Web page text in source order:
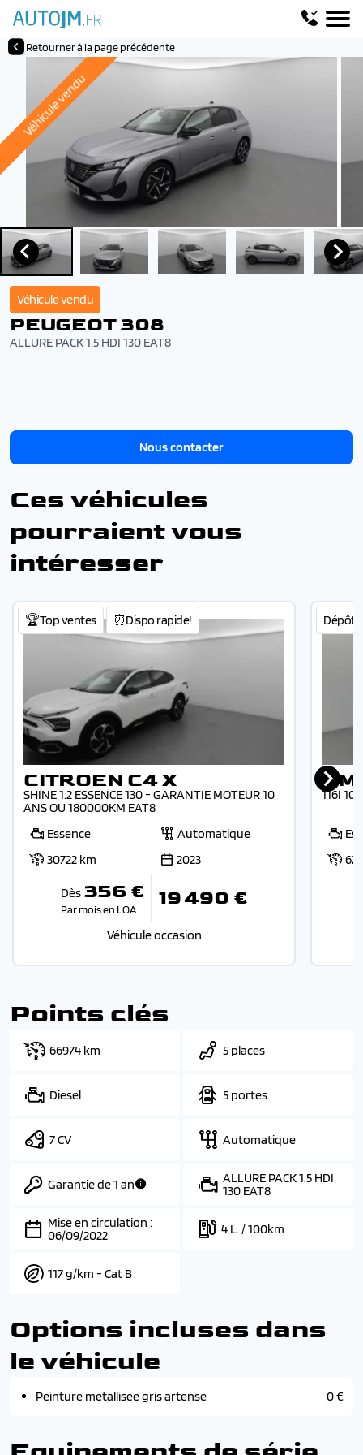
Retourner à la page précédente
Véhicule vendu
Véhicule vendu
PEUGEOT 308
ALLURE PACK 1.5 HDI 130 EAT8
Nous contacter
Ces véhicules
pourraient vous
intéresser
🏆Top ventes ⏰Dispo rapide!
CITROEN C4 X
SHINE 1.2 ESSENCE 130 - GARANTIE MOTEUR 10
ANS OU 180000KM EAT8
Essence
Automatique
30722 km
2023
Dès 356 €
Par mois en LOA 19 490 €
Véhicule occasion
116I
Points clés
66974 km 5 places
Diesel 5 portes
7 CV Automatique
Garantie de 1 an
ALLURE PACK 1.5 HDI
130 EAT8
Mise en circulation :
06/09/2022
4 L. / 100km
117 g/km - Cat B
Options incluses dans
le véhicule
Peinture metallisee gris artense 0 €